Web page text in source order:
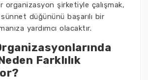
organizasyon şirketiyle çalışmak,
düğününü başarılı bir
yardımcı olacaktır.
Farklılık